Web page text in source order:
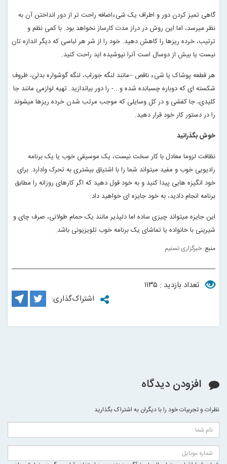
گاهی تمیز کردن دور و اطراف یک شیءاضافه راحت تر از دور انداختن آن به
نظر میرسد، اما این روش در دراز مدت کارساز نخواهد بود. با کمی نظم و
ترتیب، خرده ریزها را کاهش دهید. خود را از شر هر لباسی که دیگر اندازه تان
نیست یا بیش از دوسال است آنرا نپوشیده اید راحت کنید.
هر قطعه پوشاک یا شیء ناقص –مانند لنگه جوراب، لنگه گوشواره بدلی، ظروف
شکسته ای که دوباره چسبانده شده و...- را دور بیاندازید. تهیه لوازمی مانند جا
کلیدی، جا کفشی و در کل وسایلی که موجب مرتب شدن خرده ریزها میشوند
را در دستور کار خود قرار دهید.
خوش بگذرانید
نظافت لزوما معادل با کار سخت نیست، یک موسیقی خوب یا یک برنامه
رادیویی خوب و مفید میتواند شما را با اشتیاق بیشتری به تحرک وادارد. برای
خود انگیزه هایی پیدا کنید و به خود قول دهید که اگر کارهای روزانه را مطابق
برنامه انجام دادید، به خود جایزه ای خواهید داد.
این جایزه میتواند چیزی ساده اما دلپذیر مانند یک حمام طولانی، صرف چای و
شیرینی با خانواده یا تماشای یک برنامه خوب تلویزیونی باشد.
منبع: خبرگزاری تسنیم
تعداد بازدید : ۱۱۳۵
اشتراک‌گذاری:
افزودن دیدگاه
نظرات و تجربیات خود را با دیگران به اشتراک بگذارید